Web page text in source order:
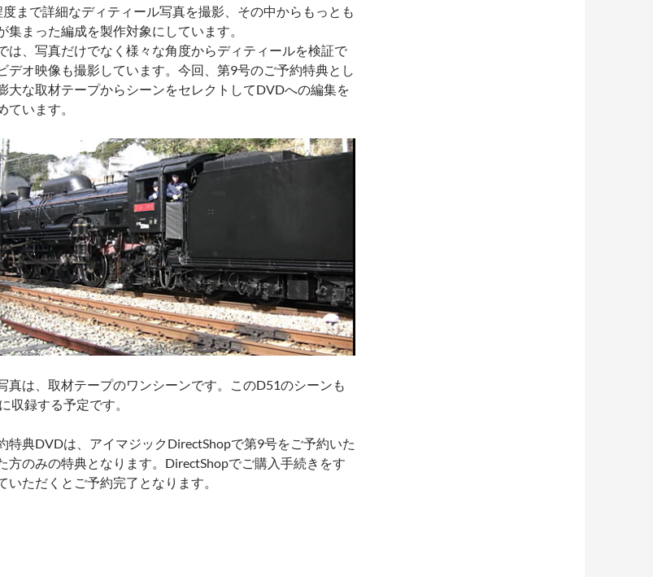
まで詳細なディティール写真を撮影、その中からもっとも
集まった編成を製作対象にしています。
は、写真だけでなく様々な角度からディティールを検証で
デオ映像も撮影しています。今回、第9号のご予約特典とし
大な取材テープからシーンをセレクトしてDVDへの編集を
ています。
真は、取材テープのワンシーンです。このD51のシーンも
収録する予定です。
特典DVDは、アイマジックDirectShopで第9号をご予約いた
方のみの特典となります。DirectShopでご購入手続きをす
いただくとご予約完了となります。